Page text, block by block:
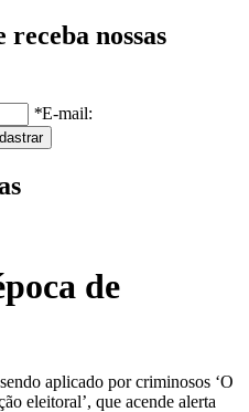
receba nossas
*E-mail:
de
aplicado por criminosos ‘O
eleitoral’, que acende alerta